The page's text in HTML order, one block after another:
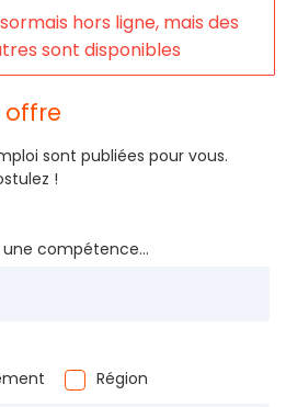
hors ligne, mais des
sont disponibles
offre
sont publiées pour vous.
!
compétence...
Région